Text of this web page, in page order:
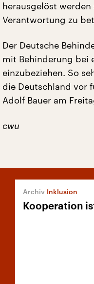
herausgelöst
Verantwortung zu
Der Deutsche
mit Behinderung bei
einzubeziehen. So
die Deutschland vor
Adolf Bauer am
cwu
Inklusion
Kooperation